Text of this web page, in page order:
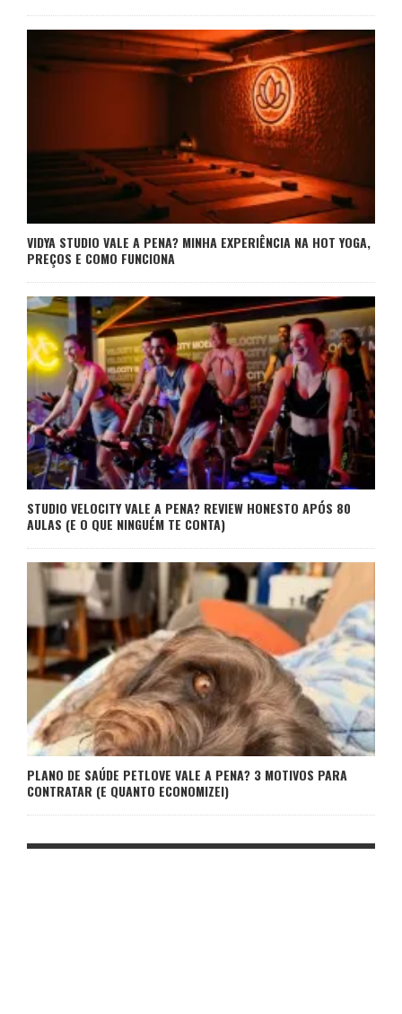
VIDYA STUDIO VALE A PENA? MINHA EXPERIÊNCIA NA HOT YOGA,
PREÇOS E COMO FUNCIONA
STUDIO VELOCITY VALE A PENA? REVIEW HONESTO APÓS 80
AULAS (E O QUE NINGUÉM TE CONTA)
PLANO DE SAÚDE PETLOVE VALE A PENA? 3 MOTIVOS PARA
CONTRATAR (E QUANTO ECONOMIZEI)